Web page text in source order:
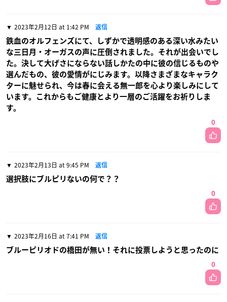
2023年2月12日 at 1:42 PM 返信
鉄血のオルフェンズにて、しずかで透明感のある深い水みたい
な三日月・オーガスの声に圧倒されました。それが出会いでし
た。決して大げさにならない話しかたの中に彼の信じるものや
選んだもの、彼の愛情がにじみます。以降さまざまなキャラク
ターに魅せられ、今は春に会える無一郎を心より楽しみにして
います。これからもご健康とより一層のご活躍をお祈りしま
す。
0
2023年2月13日 at 9:45 PM 返信
選択肢にブルピリないの何で？？
0
2023年2月16日 at 7:41 PM 返信
ブルーピリオドの橋田が無い！それに投票しようと思ったのに
0